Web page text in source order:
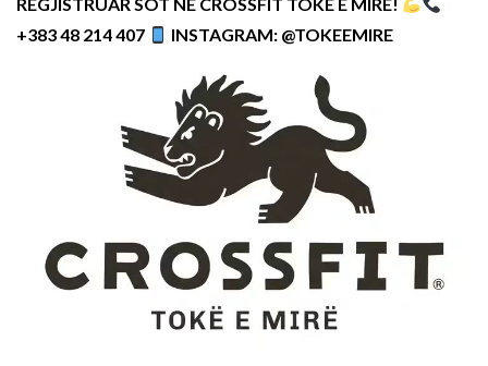
REGJISTRUAR SOT NË CROSSFIT TOKË E MIRË!
+383 48 214 407
INSTAGRAM: @TOKEEMIRE